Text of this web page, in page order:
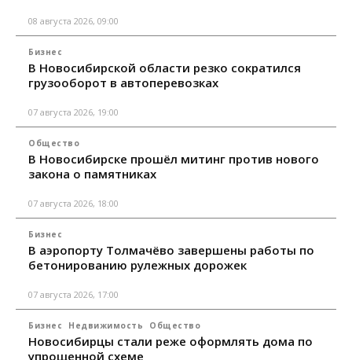
08 августа 2026, 09:00
Бизнес
В Новосибирской области резко сократился
грузооборот в автоперевозках
07 августа 2026, 19:00
Общество
В Новосибирске прошёл митинг против нового
закона о памятниках
07 августа 2026, 18:00
Бизнес
В аэропорту Толмачёво завершены работы по
бетонированию рулежных дорожек
07 августа 2026, 17:00
Бизнес Недвижимость Общество
Новосибирцы стали реже оформлять дома по
упрощенной схеме